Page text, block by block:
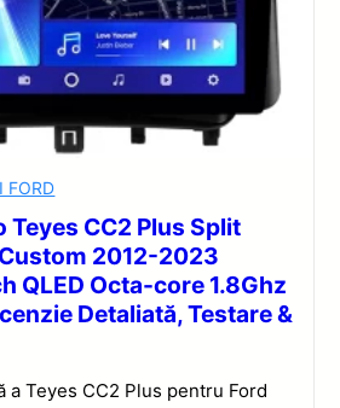
FORD
Teyes CC2 Plus Split
2012-2023
QLED Octa-core 1.8Ghz
Detaliată, Testare &
a Teyes CC2 Plus pentru Ford